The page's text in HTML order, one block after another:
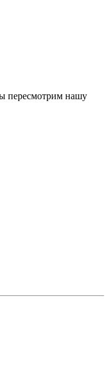
пересмотрим нашу